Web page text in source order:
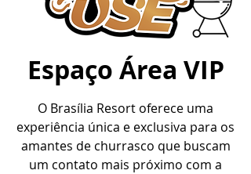
Espaço Área VIP
O Brasília Resort oferece uma
experiência única e exclusiva para os
amantes de churrasco que buscam
um contato mais próximo com a